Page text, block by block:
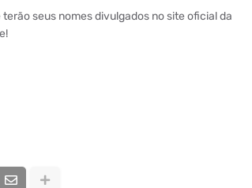
seus nomes divulgados no site oficial da